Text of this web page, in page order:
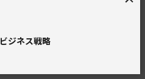
ジネス戦略
載している場合を除き、本体価格（税
額です。
当時の税率に準じます。